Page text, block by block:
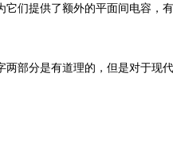
它们提供了额外的平面间电容
两部分是有道理的，但是对于